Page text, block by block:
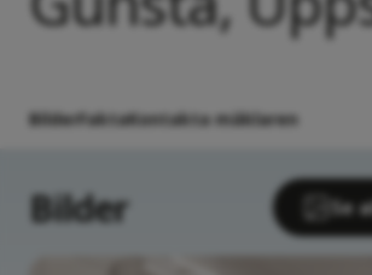
BilderFaktaKontakta mäklaren
Bilder Se